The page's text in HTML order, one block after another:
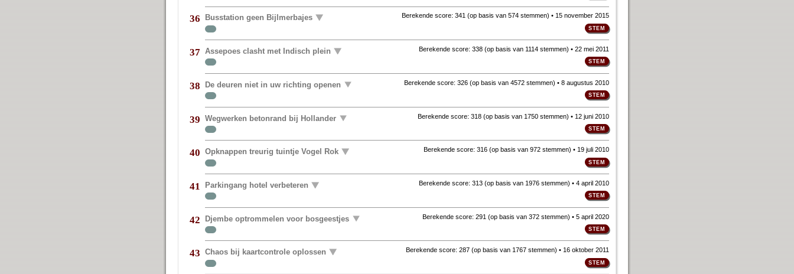
36 Busstation geen Bijlmerbajes Berekende score: 341(op basis van 574 stemmen) • 15 november 2015
37 Assepoes clasht met Indisch plein Berekende score: 338(op basis van 1114 stemmen) • 22 mei 2011
38 De deuren niet in uw richting openen Berekende score: 326(op basis van 4572 stemmen) • 8 augustus 2010
39 Wegwerken betonrand bij Hollander Berekende score: 318(op basis van 1750 stemmen) • 12 juni 2010
40 Opknappen treurig tuintje Vogel Rok Berekende score: 316(op basis van 972 stemmen) • 19 juli 2010
41 Parkingang hotel verbeteren Berekende score: 313(op basis van 1976 stemmen) • 4 april 2010
42 Djembe optrommelen voor bosgeestjes Berekende score: 291 (op basis van 372 stemmen) • 5 april 2020
43 Chaos bij kaartcontrole oplossen Berekende score: 287(op basis van 1767 stemmen) • 16 oktober 2011